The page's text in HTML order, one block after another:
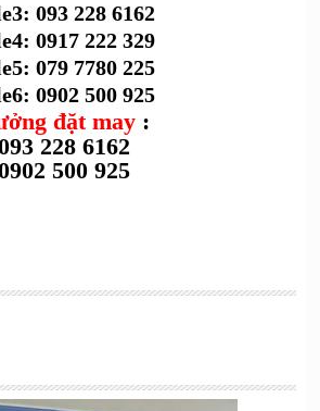
093 228 6162
0917 222 329
079 7780 225
0902 500 925
đặt may :
228 6162
500 925